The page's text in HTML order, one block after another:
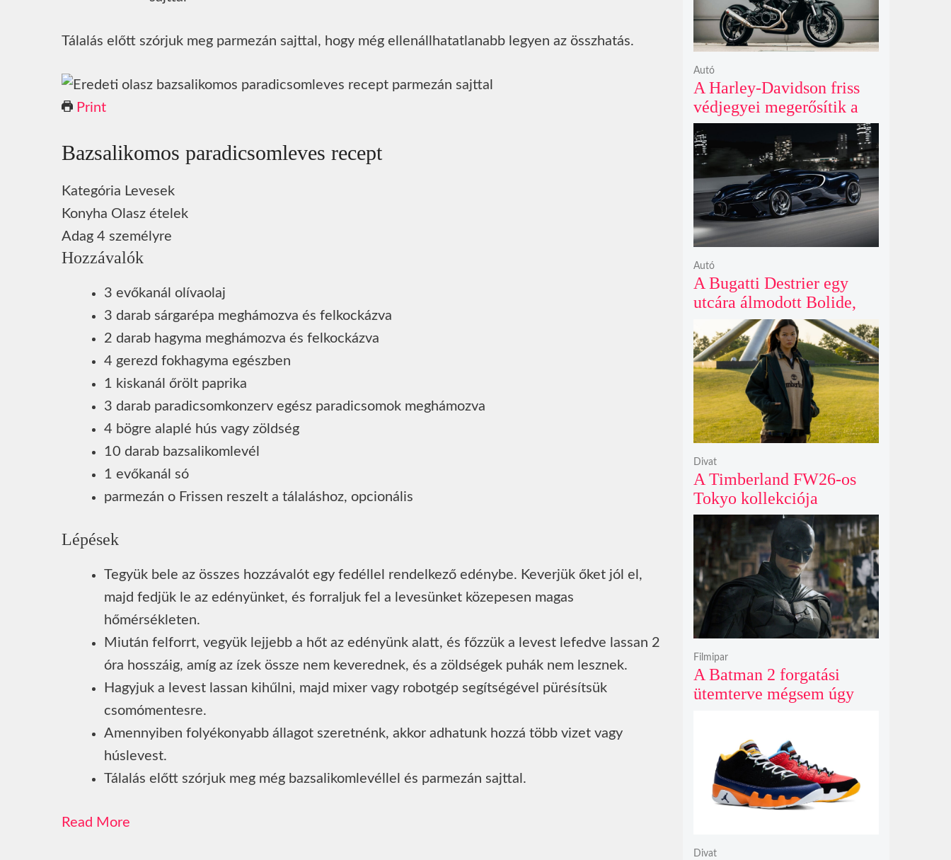
Tálalás előtt szórjuk meg parmezán sajttal, hogy még ellenállhatatlanabb legyen az összhatás.
Print
Bazsalikomos paradicsomleves recept
Kategória Levesek
Konyha Olasz ételek
Adag 4 személyre
Hozzávalók
3 evőkanál olívaolaj
3 darab sárgarépa meghámozva és felkockázva
2 darab hagyma meghámozva és felkockázva
4 gerezd fokhagyma egészben
1 kiskanál őrölt paprika
3 darab paradicsomkonzerv egész paradicsomok meghámozva
4 bögre alaplé hús vagy zöldség
10 darab bazsalikomlevél
1 evőkanál só
parmezán o Frissen reszelt a tálaláshoz, opcionális
Lépések
Tegyük bele az összes hozzávalót egy fedéllel rendelkező edénybe. Keverjük őket jól el,
majd fedjük le az edényünket, és forraljuk fel a levesünket közepesen magas
hőmérsékleten.
Miután felforrt, vegyük lejjebb a hőt az edényünk alatt, és főzzük a levest lefedve lassan 2
óra hosszáig, amíg az ízek össze nem keverednek, és a zöldségek puhák nem lesznek.
Hagyjuk a levest lassan kihűlni, majd mixer vagy robotgép segítségével pürésítsük
csomómentesre.
Amennyiben folyékonyabb állagot szeretnénk, akkor adhatunk hozzá több vizet vagy
húslevest.
Tálalás előtt szórjuk meg még bazsalikomlevéllel és parmezán sajttal.
Read More
A Harley-Davidson friss
védjegyei megerősítik a
lenyűgöző café racer és
flat tracker szériagyártását
Autó
A Bugatti Destrier egy
utcára álmodott Bolide,
ami a pályaautók
brutalitását öltözteti
egyedi karosszériába
Autó
A Timberland FW26-os
Tokyo kollekciója
flanellel, kordbársonnyal
és bőrrel gondolja újra az
időtlen örökséget
Divat
A Batman 2 forgatási
ütemterve mégsem úgy
Filmipar
Divat